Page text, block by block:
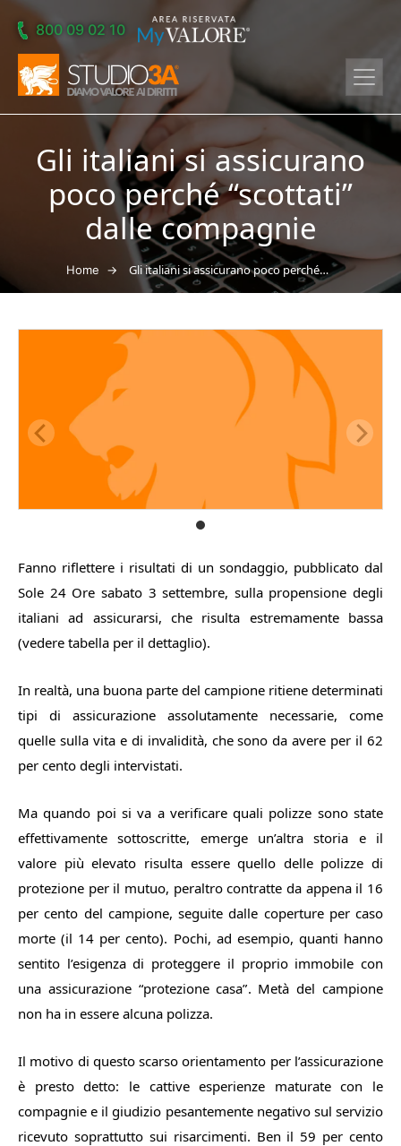
Skip to main content
800 09 02 10
Gli italiani si assicurano
poco perché “scottati”
dalle compagnie
Home → Gli italiani si assicurano poco perché “scottati” dalle compagnie
Fanno riflettere i risultati di un sondaggio, pubblicato dal
Sole 24 Ore sabato 3 settembre, sulla propensione degli
italiani ad assicurarsi, che risulta estremamente bassa
(vedere tabella per il dettaglio).
In realtà, una buona parte del campione ritiene determinati
tipi di assicurazione assolutamente necessarie, come
quelle sulla vita e di invalidità, che sono da avere per il 62
per cento degli intervistati.
Ma quando poi si va a verificare quali polizze sono state
effettivamente sottoscritte, emerge un’altra storia e il
valore più elevato risulta essere quello delle polizze di
protezione per il mutuo, peraltro contratte da appena il 16
per cento del campione, seguite dalle coperture per caso
morte (il 14 per cento). Pochi, ad esempio, quanti hanno
sentito l’esigenza di proteggere il proprio immobile con
una assicurazione “protezione casa”. Metà del campione
non ha in essere alcuna polizza.
Il motivo di questo scarso orientamento per l’assicurazione
è presto detto: le cattive esperienze maturate con le
compagnie e il giudizio pesantemente negativo sul servizio
ricevuto soprattutto sui risarcimenti. Ben il 59 per cento